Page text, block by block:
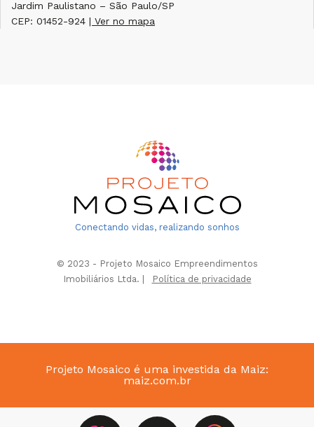
Jardim Paulistano – São Paulo/SP
CEP: 01452-924 | Ver no mapa
Conectando vidas, realizando sonhos
© 2023 - Projeto Mosaico Empreendimentos
Imobiliários Ltda. |
Política de privacidade
Projeto Mosaico é uma investida da Maiz:
maiz.com.br